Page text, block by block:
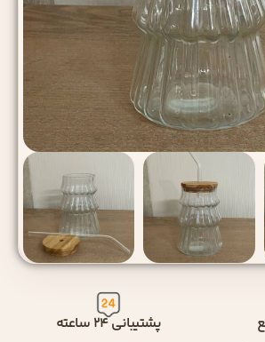
پشتیبانی ۲۴ ساعته